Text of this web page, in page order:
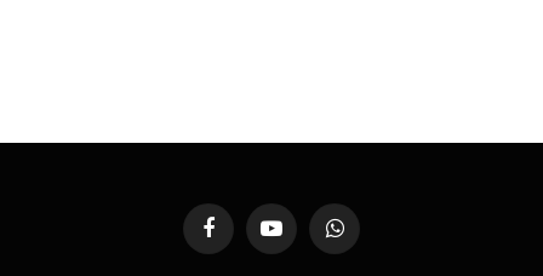
FacebookYouTubeWhatsApp